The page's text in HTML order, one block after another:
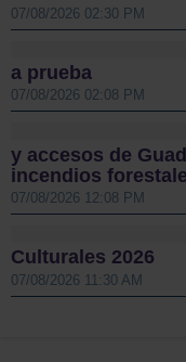
07/08/2026 02:30 PM
a prueba
07/08/2026 02:08 PM
y accesos de
incendios
07/08/2026 12:08 PM
Culturales 2026
07/08/2026 11:30 AM